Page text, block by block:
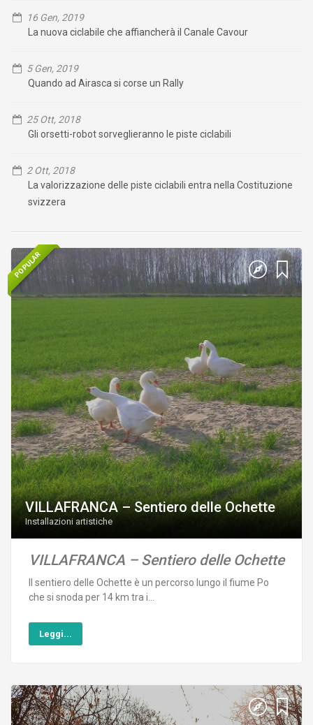
16 Gen, 2019
La nuova ciclabile che affiancherà il Canale Cavour
5 Gen, 2019
Quando ad Airasca si corse un Rally
25 Ott, 2018
Gli orsetti-robot sorveglieranno le piste ciclabili
2 Ott, 2018
La valorizzazione delle piste ciclabili entra nella Costituzione
svizzera
POPULAR
VILLAFRANCA – Sentiero delle Ochette
Installazioni artistiche
VILLAFRANCA – Sentiero delle Ochette
Il sentiero delle Ochette è un percorso lungo il fiume Po
che si snoda per 14 km tra i...
Leggi...